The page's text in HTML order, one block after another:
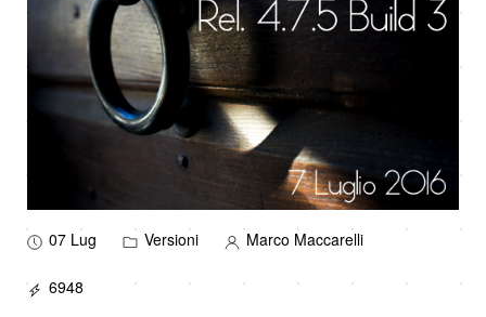
07 Lug Versioni Marco Maccarelli
6948